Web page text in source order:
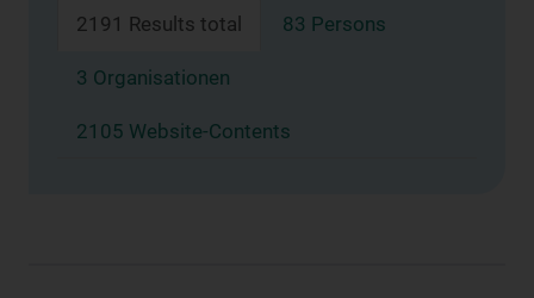
2191 Results total 83 Persons
3 Organisationen
2105 Website-Contents